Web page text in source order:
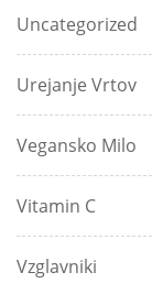
Uncategorized
Urejanje Vrtov
Vegansko Milo
Vitamin C
Vzglavniki